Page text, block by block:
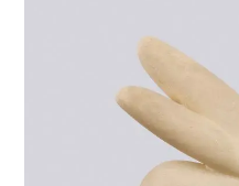
VOL. 1 - LES